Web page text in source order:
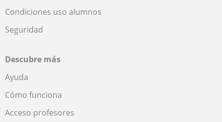
Condiciones uso alumnos
Seguridad
Descubre más
Ayuda
Cómo funciona
Acceso profesores